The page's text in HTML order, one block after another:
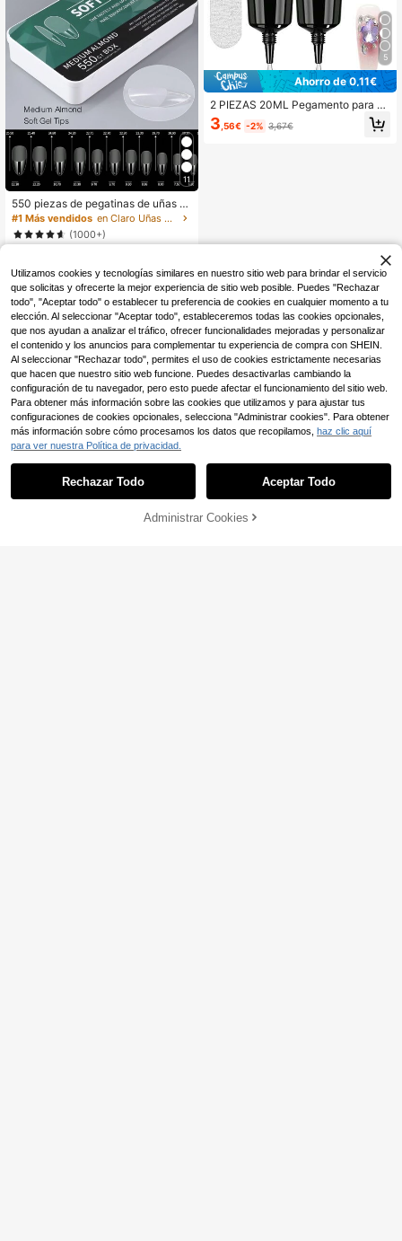
11
550 piezas de pegatinas de uñas d
e gel suave, 11 tamaños, forma de a
lmendra media, pegatinas de uñas d
e cobertura completa, adecuadas p
uñas acrílicas, con caja de almacen
amiento, para salón de uñas y arte
de uñas DIY
#1 Más vendidos
en Claro Uñas postizas a presión
(1000+)
5
Ahorro de 0,11€
2 PIEZAS 20ML Pegamento para P
edrería y Frotado de Uñas, Pegame
nto de Gel Super Fuerte para Uñas
3 ,56€ -2% 3,67€
AÑADIR A LA BOLSA
Utilizamos cookies y tecnologías similares en nuestro sitio web para brindar el servicio
que solicitas y ofrecerte la mejor experiencia de sitio web posible. Puedes "Rechazar
todo", "Aceptar todo" o establecer tu preferencia de cookies en cualquier momento a tu
elección. Al seleccionar "Aceptar todo", estableceremos todas las cookies opcionales,
que nos ayudan a analizar el tráfico, ofrecer funcionalidades mejoradas y personalizar
el contenido y los anuncios para complementar tu experiencia de compra con SHEIN.
Al seleccionar "Rechazar todo", permites el uso de cookies estrictamente necesarias
que hacen que nuestro sitio web funcione. Puedes desactivarlas cambiando la
configuración de tu navegador, pero esto puede afectar el funcionamiento del sitio web.
Para obtener más información sobre las cookies que utilizamos y para ajustar tus
configuraciones de cookies opcionales, selecciona "Administrar cookies". Para obtener
más información sobre cómo procesamos los datos que recopilamos, haz clic aquí
para ver nuestra Política de privacidad.
Rechazar Todo Aceptar Todo
Administrar Cookies